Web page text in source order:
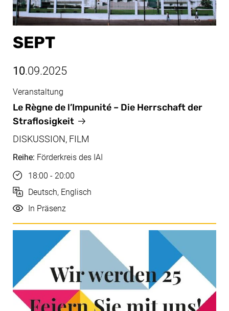
SEPT
10.09.2025
Sept, 10.09.2025
Le Règne de l’Impunité – Die Herrschaft der
Straflosigkeit
Veranstaltung
DISKUSSION, FILM
Reihe: Förderkreis des IAI
Uhrzeit
18:00 - 20:00
Sprache
Deutsch, Englisch
Durchführung
In Präsenz